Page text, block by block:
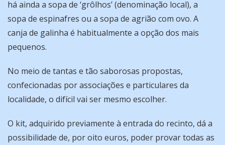
há ainda a sopa de ‘grôlhos’ (denominação local), a
sopa de espinafres ou a sopa de agrião com ovo. A
canja de galinha é habitualmente a opção dos mais
pequenos.
No meio de tantas e tão saborosas propostas,
confecionadas por associações e particulares da
localidade, o difícil vai ser mesmo escolher.
O kit, adquirido previamente à entrada do recinto, dá a
possibilidade de, por oito euros, poder provar todas as